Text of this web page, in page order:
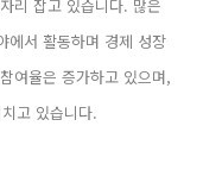
리 잡고 있습니다. 많은
에서 활동하며 경제 성장
여율은 증가하고 있으며,
고 있습니다.